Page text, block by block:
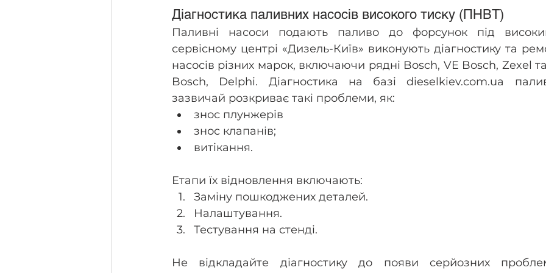
Діагностика паливних насосів високого тиску (ПНВТ)
Паливні насоси подають паливо до форсунок під
сервісному центрі «Дизель-Київ» виконують діагностику та
насосів різних марок, включаючи рядні Bosch, VE Bosch, Zexel
Bosch, Delphi. Діагностика на базі dieselkiev.com.ua
зазвичай розкриває такі проблеми, як:
знос плунжерів
знос клапанів;
витікання.
Етапи їх відновлення включають:
Заміну пошкоджених деталей.
Налаштування.
Тестування на стенді.
Не відкладайте діагностику до появи серйозних